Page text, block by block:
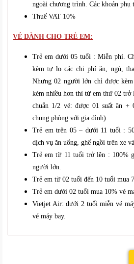
ngoài chương trình. Các khoản phụ
Thuế VAT 10%
​VÉ DÀNH CHO TRẺ EM:
Trẻ em dưới 05 tuổi : Miễn phí.
kèm tự lo các chi phí ăn, ngủ,
Nhưng 02 người lớn chỉ được
kèm nhiều hơn thì từ em thứ 02 trở
chuẩn 1/2 vé: được 01 suất ăn +
chung phòng với gia đình).
Trẻ em trên 05 – dưới 11 tuổi :
dịch vụ ăn uống, ghế ngồi trên xe
Trẻ em từ 11 tuổi trở lên : 100%
người lớn.
Trẻ em từ 02 tuổi đến 10 tuổi mua
Trẻ em dưới 02 tuổi mua 10% vé
Vietjet Air: dưới 2 tuổi miễn vé
vé máy bay.